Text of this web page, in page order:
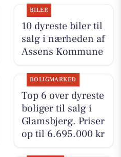
BILER
10 dyreste biler til
salg i nærheden af
Assens Kommune
BOLIGMARKED
Top 6 over dyreste
boliger til salg i
Glamsbjerg. Priser
op til 6.695.000 kr